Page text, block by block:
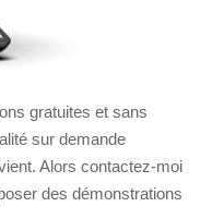
gratuites et sans
sur demande
Alors contactez-moi
des démonstrations